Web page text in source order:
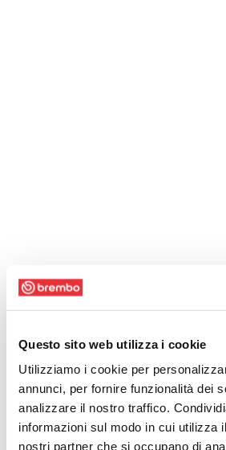
Questo sito web utilizza i cookie
Utilizziamo i cookie per
annunci, per fornire funzionalità dei
analizzare il nostro traffico.
informazioni sul modo in cui utilizza
nostri partner che si occupano di